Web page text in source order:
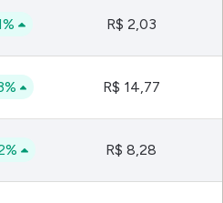
R$ 2,03
R$ 14,77
R$ 8,28